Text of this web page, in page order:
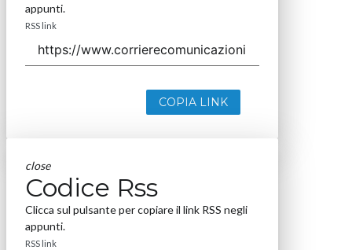
appunti.
RSS link
COPIA LINK
close
Codice Rss
Clicca sul pulsante per copiare il link RSS negli
appunti.
RSS link